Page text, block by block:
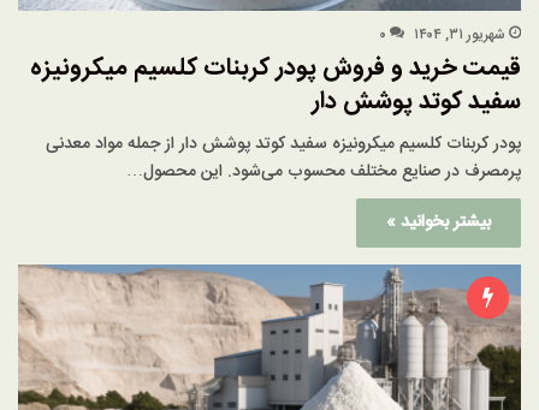
شهریور ۳۱, ۱۴۰۴ ۰
قیمت خرید و فروش پودر کربنات کلسیم میکرونیزه
سفید کوتد پوشش دار
پودر کربنات کلسیم میکرونیزه سفید کوتد پوشش دار از جمله مواد معدنی
پرمصرف در صنایع مختلف محسوب می‌شود. این محصول…
بیشتر بخوانید »